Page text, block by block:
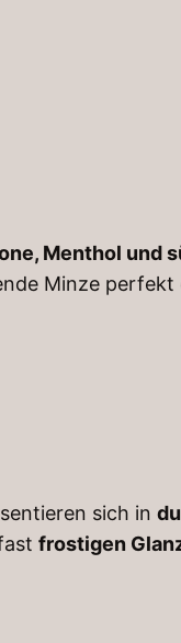
Menthol und
Minze perfekt
sich in
frostigen